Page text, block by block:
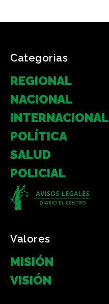
Categorias
REGIONAL
NACIONAL
INTERNACIONAL
POLÍTICA
SALUD
POLICIAL
Valores
MISIÓN
VISIÓN